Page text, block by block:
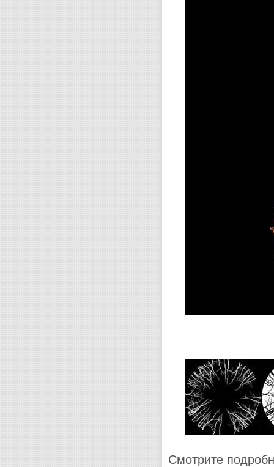
Смотрите